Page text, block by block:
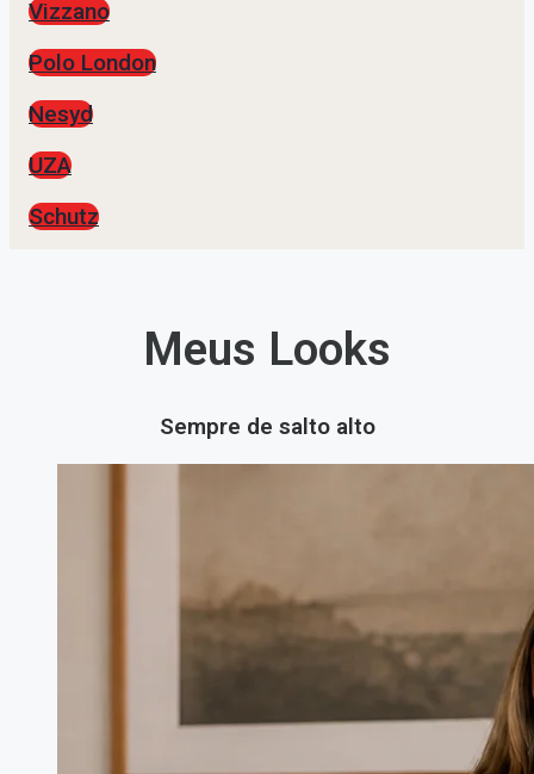
Vizzano
Polo London
Nesyd
UZA
Schutz
Meus Looks
Sempre de salto alto